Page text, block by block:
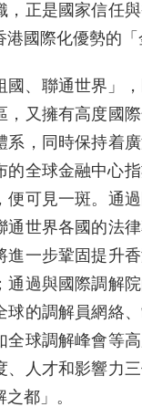
，正是國家信任
國際化優勢的「
國、聯通世界」
，又擁有高度國
系，同時保持着
全球金融中心指
便可見一斑。通
通世界各國的法
進一步鞏固提升
通過與國際調解
球的調解員網絡
全球調解峰會等
、人才和影響力
都」。